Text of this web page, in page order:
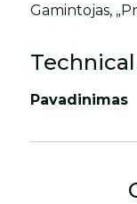
Gamintojas,
Pavadinimas